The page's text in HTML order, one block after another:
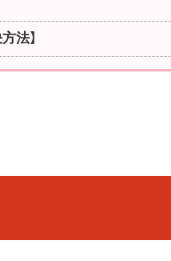
法】